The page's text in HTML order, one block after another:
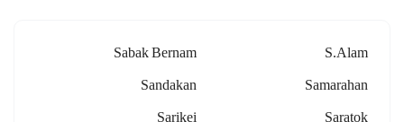
S.alam
Sabak Bernam
Samarahan
Sandakan
Saratok
Sarikei